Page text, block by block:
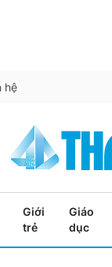
hệ
Giới
trẻ
Giáo
dục